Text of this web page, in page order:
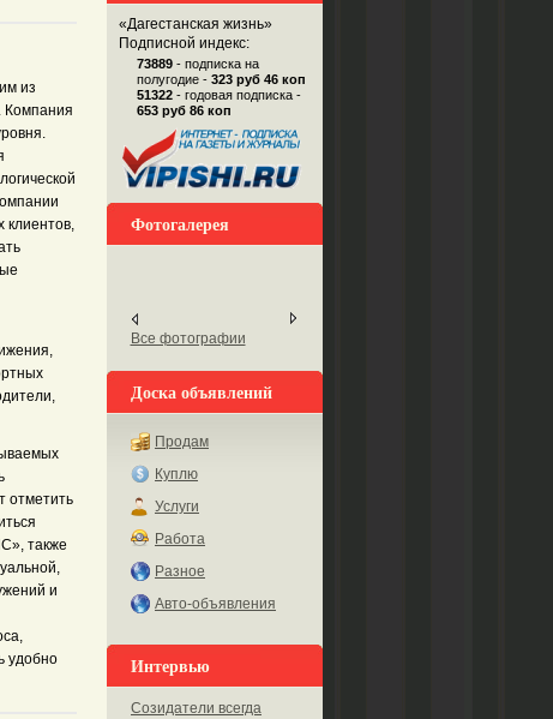
из
Компания
клиентов,
отметить
также
и
удобно
«Дагестанская жизнь»
Подписной индекс:
73889 - подписка на
полугодие - 323 руб 46 коп
51322 - годовая подписка -
653 руб 86 коп
Фотогалерея
Все фотографии
Доска объявлений
Продам
Куплю
Услуги
Работа
Разное
Авто-объявления
Интервью
Созидатели всегда